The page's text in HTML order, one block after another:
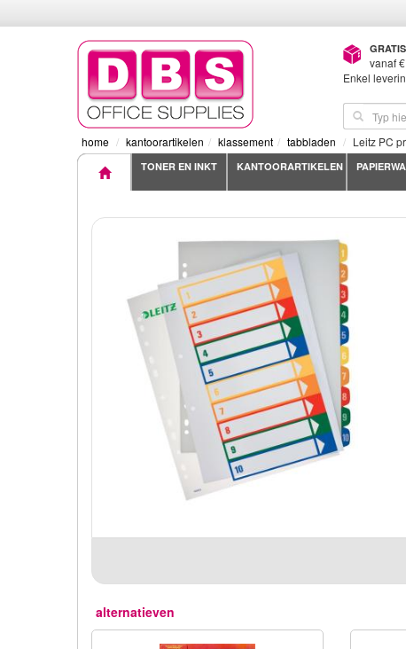
vanaf
Enkel
home
kantoorartikelen klassement tabbladen Leitz PC
TONER EN INKT KANTOORARTIKELEN
alternatieven